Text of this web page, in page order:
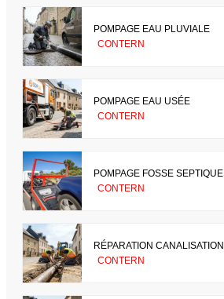
POMPAGE EAU PLUVIALE
CONTERN
POMPAGE EAU USÉE
CONTERN
POMPAGE FOSSE SEPTIQUE
CONTERN
RÉPARATION CANALISATION
CONTERN